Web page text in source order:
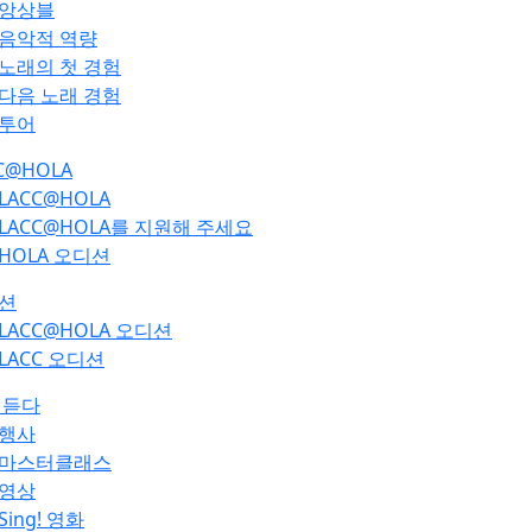
앙상블
음악적 역량
노래의 첫 경험
다음 노래 경험
투어
LACC@HOLA
LACC@HOLA를 지원해 주세요
HOLA 오디션
LACC@HOLA 오디션
LACC 오디션
다
행사
마스터클래스
영상
영화